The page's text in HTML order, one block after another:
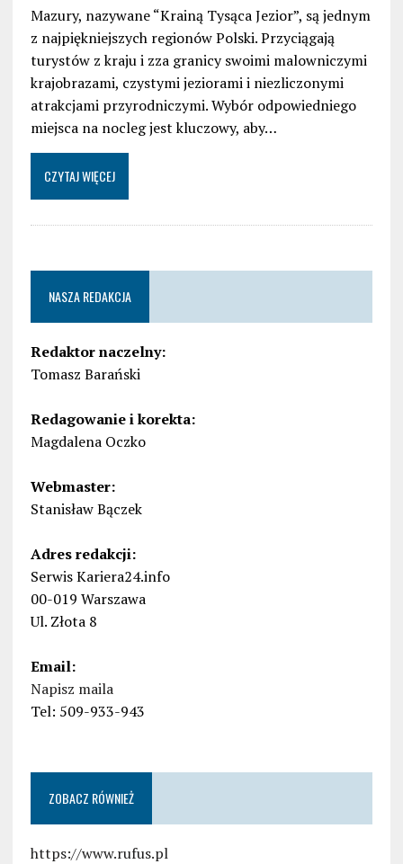
Mazury, nazywane “Krainą Tysąca Jezior”, są jednym
z najpiękniejszych regionów Polski. Przyciągają
turystów z kraju i zza granicy swoimi malowniczymi
krajobrazami, czystymi jeziorami i niezliczonymi
atrakcjami przyrodniczymi. Wybór odpowiedniego
miejsca na nocleg jest kluczowy, aby…
CZYTAJ WIĘCEJ
NASZA REDAKCJA
Redaktor naczelny:
Tomasz Barański
Redagowanie i korekta:
Magdalena Oczko
Webmaster:
Stanisław Bączek
Adres redakcji:
Serwis Kariera24.info
00-019 Warszawa
Ul. Złota 8
Email:
Napisz maila
Tel: 509-933-943
ZOBACZ RÓWNIEŻ
https://www.rufus.pl